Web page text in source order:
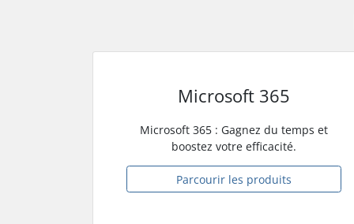
Microsoft 365
Microsoft 365 : Gagnez du temps et
boostez votre efficacité.
Parcourir les produits